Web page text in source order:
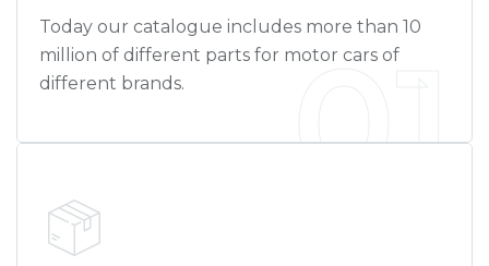
Today our catalogue includes more than 10
million of different parts for motor cars of
different brands.
01